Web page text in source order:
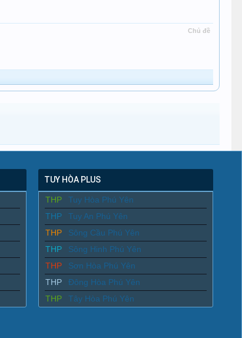
Chủ đề
TUY HÒA PLUS
THP
Tuy Hòa Phú Yên
THP
Tuy An Phú Yên
THP
Sông Cầu Phú Yên
THP
Sông Hinh Phú Yên
THP
Sơn Hòa Phú Yên
THP
Đông Hòa Phú Yên
THP
Tây Hòa Phú Yên